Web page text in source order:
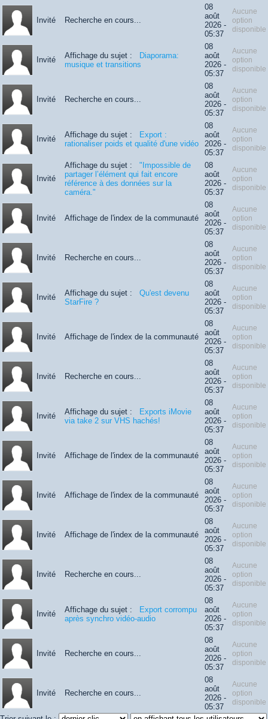
Invité Recherche en cours...
08
août
2026 -
05:37
Aucune
option
disponible
Invité Affichage du sujet :
Diaporama:
musique et transitions
08
août
2026 -
05:37
Aucune
option
disponible
Invité Recherche en cours...
08
août
2026 -
05:37
Aucune
option
disponible
Invité Affichage du sujet :
Export :
rationaliser poids et qualité d'une vidéo
08
août
2026 -
05:37
Aucune
option
disponible
Invité
Affichage du sujet : "Impossible de
partager l’élément qui fait encore
référence à des données sur la
caméra."
08
août
2026 -
05:37
Aucune
option
disponible
Invité Affichage de l'index de la communauté
08
août
2026 -
05:37
Aucune
option
disponible
Invité Recherche en cours...
08
août
2026 -
05:37
Aucune
option
disponible
Invité Affichage du sujet : Qu'est devenu
StarFire ?
08
août
2026 -
05:37
Aucune
option
disponible
Invité Affichage de l'index de la communauté
08
août
2026 -
05:37
Aucune
option
disponible
Invité Recherche en cours...
08
août
2026 -
05:37
Aucune
option
disponible
Invité Affichage du sujet :
Exports iMovie
via take 2 sur VHS hachés!
08
août
2026 -
05:37
Aucune
option
disponible
Invité Affichage de l'index de la communauté
08
août
2026 -
05:37
Aucune
option
disponible
Invité Affichage de l'index de la communauté
08
août
2026 -
05:37
Aucune
option
disponible
Invité Affichage de l'index de la communauté
08
août
2026 -
05:37
Aucune
option
disponible
Invité Recherche en cours...
08
août
2026 -
05:37
Aucune
option
disponible
Invité Affichage du sujet :
Export corrompu
après synchro vidéo-audio
08
août
2026 -
05:37
Aucune
option
disponible
Invité Recherche en cours...
08
août
2026 -
05:37
Aucune
option
disponible
Invité Recherche en cours...
08
août
2026 -
05:37
Aucune
option
disponible